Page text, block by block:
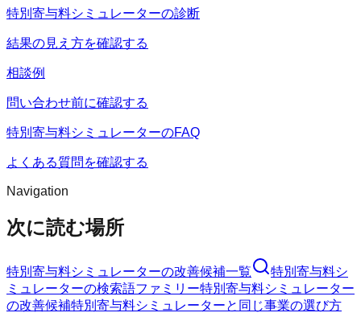
特別寄与料シミュレーターの診断
結果の見え方を確認する
相談例
問い合わせ前に確認する
特別寄与料シミュレーターのFAQ
よくある質問を確認する
Navigation
次に読む場所
特別寄与料シミュレーターの改善候補一覧
特別寄与料シ
ミュレーターの検索語ファミリー特別寄与料シミュレーター
の改善候補特別寄与料シミュレーターと同じ事業の選び方